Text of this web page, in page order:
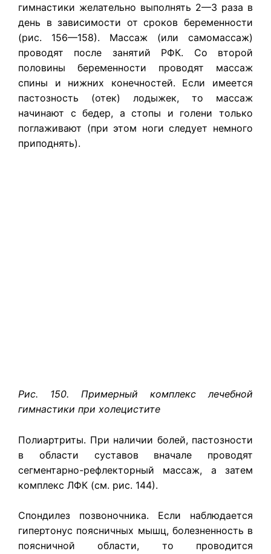
гимнастики желательно выполнять 2—3 раза в
день в зависимости от сроков беременности
(рис. 156—158). Массаж (или самомассаж)
проводят после занятий РФК. Со второй
половины беременности проводят массаж
спины и нижних конечностей. Если имеется
пастозность (отек) лодыжек, то массаж
начинают с бедер, а стопы и голени только
поглаживают (при этом ноги следует немного
приподнять).
Рис. 150. Примерный комплекс лечебной
гимнастики при холецистите
Полиартриты. При наличии болей, пастозности
в области суставов вначале проводят
сегментарно-рефлекторный массаж, а затем
комплекс ЛФК (см. рис. 144).
Спондилез позвоночника. Если наблюдается
гипертонус поясничных мышц, болезненность в
поясничной области, то проводится